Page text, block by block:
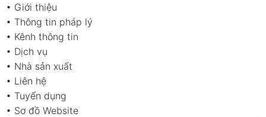
• Giới thiệu
• Thông tin pháp lý
• Kênh thông tin
• Dịch vụ
• Nhà sản xuất
• Liên hệ
• Tuyển dụng
• Sơ đồ Website